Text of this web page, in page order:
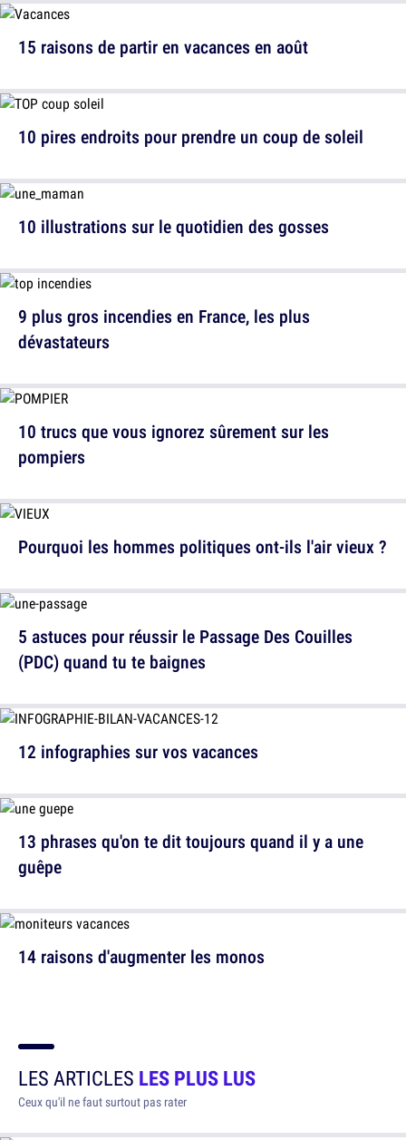
15 raisons de partir en vacances en août
10 illustrations sur le quotidien des gosses
10 trucs que vous ignorez sûrement sur les
pompiers
5 astuces pour réussir le Passage Des Couilles
(PDC) quand tu te baignes
13 phrases qu'on te dit toujours quand il y a une
guêpe
10 pires endroits pour prendre un coup de soleil
9 plus gros incendies en France, les plus
dévastateurs
Pourquoi les hommes politiques ont-ils l'air vieux ?
12 infographies sur vos vacances
14 raisons d'augmenter les monos
LES ARTICLES LES PLUS LUS
Ceux qu'il ne faut surtout pas rater